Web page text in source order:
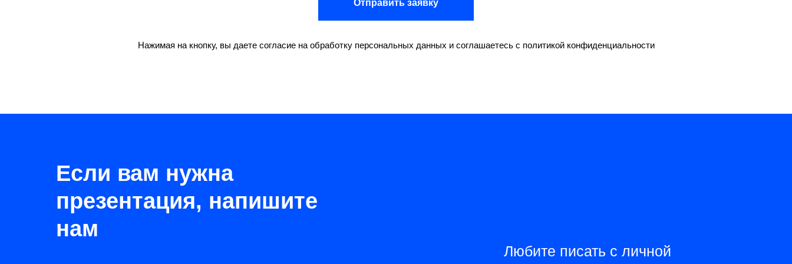
Отправить заявку
Нажимая на кнопку, вы даете согласие на обработку персональных данных и соглашаетесь c политикой конфиденциальности
Если вам нужна
презентация, напишите
нам
Любите писать с личной